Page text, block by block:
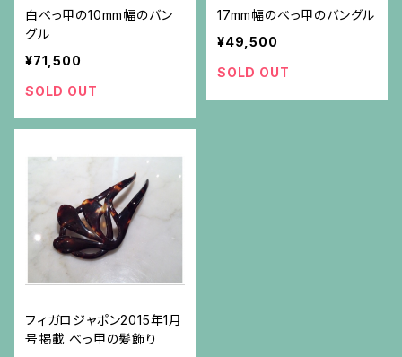
白べっ甲の10mm幅のバン
グル
¥71,500
SOLD OUT
17mm幅のべっ甲のバングル
¥49,500
SOLD OUT
フィガロジャポン2015年1月
号掲載 べっ甲の髪飾り